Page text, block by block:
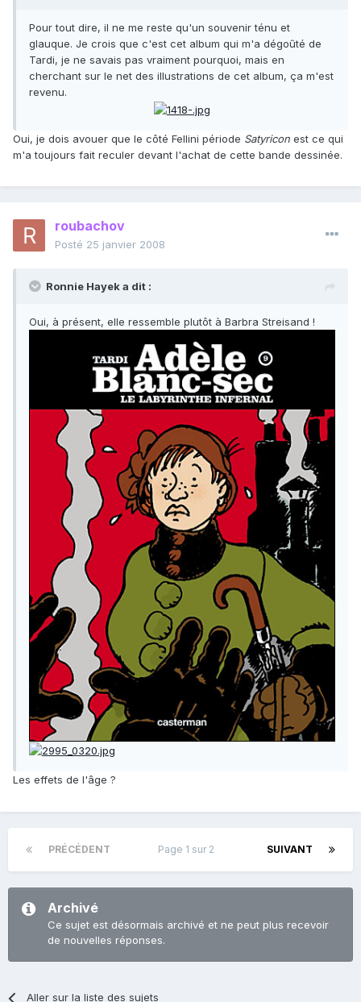
Pour tout dire, il ne me reste qu'un souvenir ténu et
glauque. Je crois que c'est cet album qui m'a dégoûté de
Tardi, je ne savais pas vraiment pourquoi, mais en
cherchant sur le net des illustrations de cet album, ça m'est
revenu.
Oui, je dois avouer que le côté Fellini période Satyricon est ce qui
m'a toujours fait reculer devant l'achat de cette bande dessinée.
roubachov
Posté 25 janvier 2008
Ronnie Hayek a dit :
Oui, à présent, elle ressemble plutôt à Barbra Streisand !
Les effets de l'âge ?
PRÉCÉDENT SUIVANT
Page 1 sur 2
Archivé
Ce sujet est désormais archivé et ne peut plus recevoir
de nouvelles réponses.
Aller sur la liste des sujets